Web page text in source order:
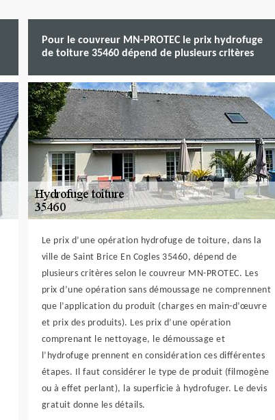
Pour le couvreur MN-PROTEC le prix hydrofuge
de toiture 35460 dépend de plusieurs critères
Le prix d’une opération hydrofuge de toiture, dans la
ville de Saint Brice En Cogles 35460, dépend de
plusieurs critères selon le couvreur MN-PROTEC. Les
prix d’une opération sans démoussage ne comprennent
que l’application du produit (charges en main-d’œuvre
et prix des produits). Les prix d’une opération
comprenant le nettoyage, le démoussage et
l’hydrofuge prennent en considération ces différentes
étapes. Il faut considérer le type de produit (filmogène
ou à effet perlant), la superficie à hydrofuger. Le devis
gratuit donne les détails.